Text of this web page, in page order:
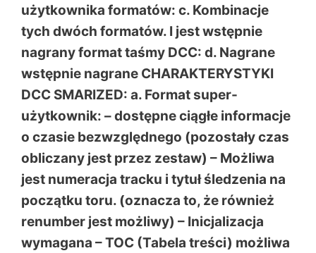
użytkownika formatów: c. Kombinacje
tych dwóch formatów. I jest wstępnie
nagrany format taśmy DCC: d. Nagrane
wstępnie nagrane CHARAKTERYSTYKI
DCC SMARIZED: a. Format super-
użytkownik: – dostępne ciągłe informacje
o czasie bezwzględnego (pozostały czas
obliczany jest przez zestaw) – Możliwa
jest numeracja tracku i tytuł śledzenia na
początku toru. (oznacza to, że również
renumber jest możliwy) – Inicjalizacja
wymagana – TOC (Tabela treści) możliwa